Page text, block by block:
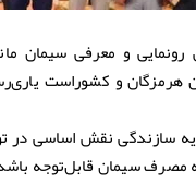
و معرفی سیمان
و کشوراست
سازندگی نقش اساسی در
مصرف سیمان قابل‌توجه